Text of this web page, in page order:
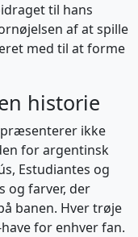
til hans
af at spille
med til at forme
historie
ikke
for argentinsk
Estudiantes og
og farver, der
banen. Hver trøje
for enhver fan.